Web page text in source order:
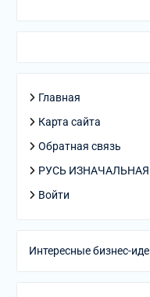
Главная
Карта сайта
Обратная связь
РУСЬ
Войти
Интересные бизнес-